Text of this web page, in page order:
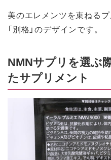
美のエレメンツを束ねる
「別格」のデザインです。
NMNサプリを選ぶ
たサプリメント